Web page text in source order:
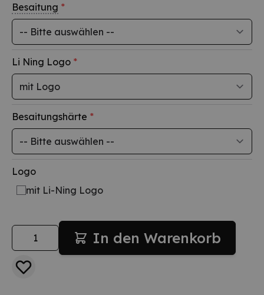
Besaitung *
Li Ning Logo *
Besaitungshärte *
Logo
mit Li-Ning Logo
Menge In den Warenkorb